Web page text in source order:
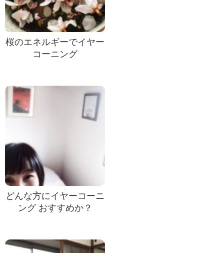
桜のエネルギーでイヤー
コーニング
どんな方にイヤーコーニ
ング おすすめか？